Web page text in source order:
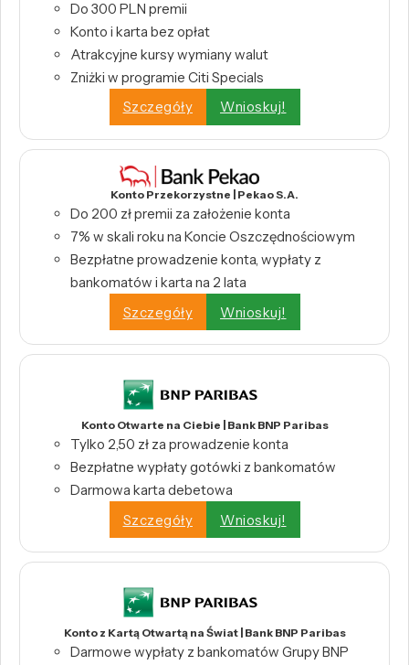
Do 300 PLN premii
Konto i karta bez opłat
Atrakcyjne kursy wymiany walut
Zniżki w programie Citi Specials
Szczegóły
Wnioskuj!
Konto Przekorzystne | Pekao S.A.
Do 200 zł premii za założenie konta
7% w skali roku na Koncie Oszczędnościowym
Bezpłatne prowadzenie konta, wypłaty z
bankomatów i karta na 2 lata
Szczegóły
Wnioskuj!
Konto Otwarte na Ciebie | Bank BNP Paribas
Tylko 2,50 zł za prowadzenie konta
Bezpłatne wypłaty gotówki z bankomatów
Darmowa karta debetowa
Szczegóły
Wnioskuj!
Konto z Kartą Otwartą na Świat | Bank BNP Paribas
Darmowe wypłaty z bankomatów Grupy BNP